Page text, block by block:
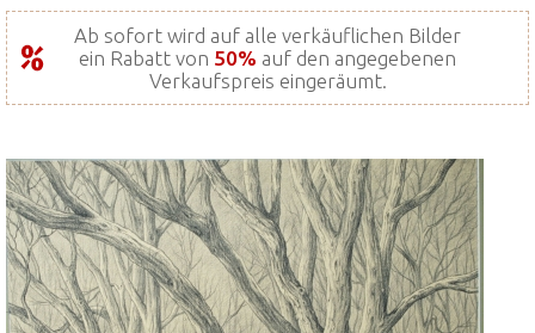
Ab sofort wird auf alle verkäuflichen Bilder
ein Rabatt von 50% auf den angegebenen
Verkaufspreis eingeräumt.